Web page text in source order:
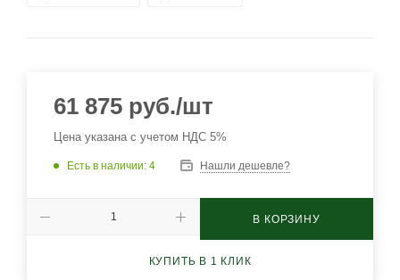
61 875 руб./шт
Цена указана с учетом НДС 5%
Есть в наличии: 4 Нашли дешевле?
В КОРЗИНУ
КУПИТЬ В 1 КЛИК